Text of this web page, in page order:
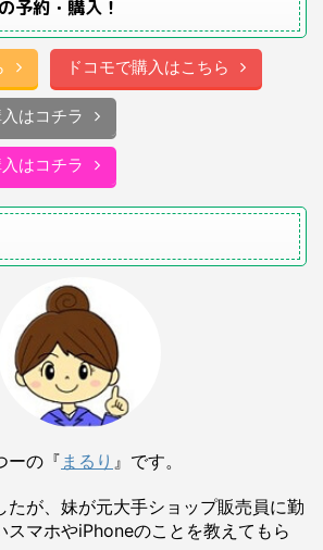
予約・購入！
ドコモで購入はこちら
はコチラ
はコチラ
ーの『 まるり 』です。
たが、妹が元大手ショップ販売員に勤
スマホやiPhoneのことを教えてもら